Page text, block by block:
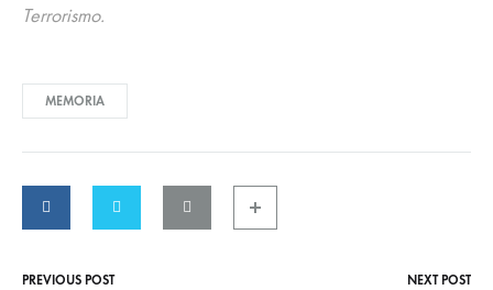
Terrorismo.
MEMORIA
PREVIOUS POST NEXT POST